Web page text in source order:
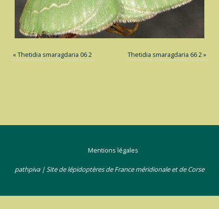
«Thetidia smaragdaria 06 2 Thetidia smaragdaria 66 2»
Mentions légales
pathpiva | Site de lépidoptères de France méridionale et de Corse